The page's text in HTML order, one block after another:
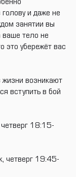
и даже не
занятии вы
ваше тело не
это убережёт вас
возникают
вступить в бой
18:15-
четверг 19:45-